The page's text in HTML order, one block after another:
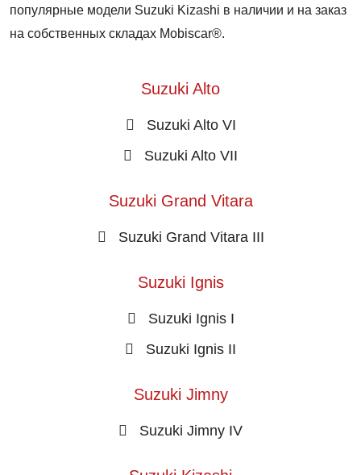
популярные модели Suzuki Kizashi в наличии и на заказ
на собственных складах Mobiscar®.
Suzuki Alto
Suzuki Alto VI
Suzuki Alto VII
Suzuki Grand Vitara
Suzuki Grand Vitara III
Suzuki Ignis
Suzuki Ignis I
Suzuki Ignis II
Suzuki Jimny
Suzuki Jimny IV